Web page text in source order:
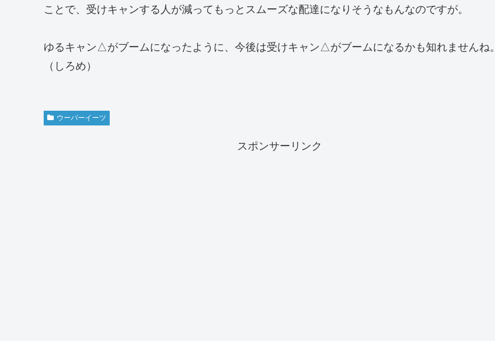
ことで、受けキャンする人が減ってもっとスムーズな配達になりそうなもんなのですが。
ゆるキャン△がブームになったように、今後は受けキャン△がブームになるかも知れませんね。
（しろめ）
ウーバーイーツ
スポンサーリンク